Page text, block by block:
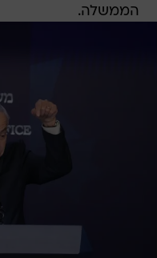
הממשלה.